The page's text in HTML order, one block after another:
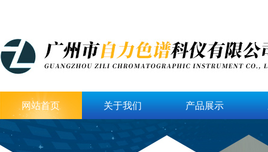
网站首页 关于我们 产品展示